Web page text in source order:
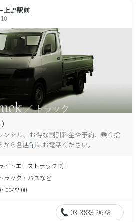
上野駅前
ンタル、お得な割引料金や予約、乗り捨
ら各店舗にお電話ください。
イトエーストラック 等
トラック・バスなど
22:00
03-3833-9678